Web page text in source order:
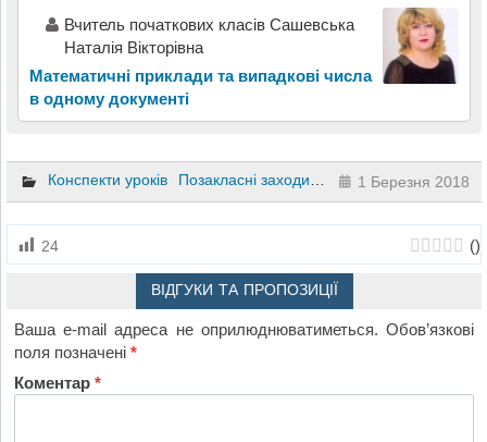
Вчитель початкових класів Сашевська
Наталія Вікторівна
Математичні приклади та випадкові числа
в одному документі
Конспекти уроків Позакласні заходи Навчання грамоти
1 Березня 2018
24 ()
ВІДГУКИ ТА ПРОПОЗИЦІЇ
Ваша e-mail адреса не оприлюднюватиметься. Обов’язкові
поля позначені*
Коментар*